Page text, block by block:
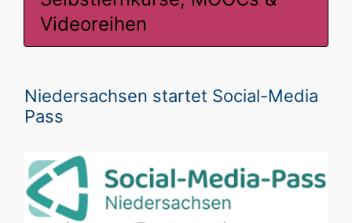
Videoreihen
Niedersachsen startet Social-Media
Pass